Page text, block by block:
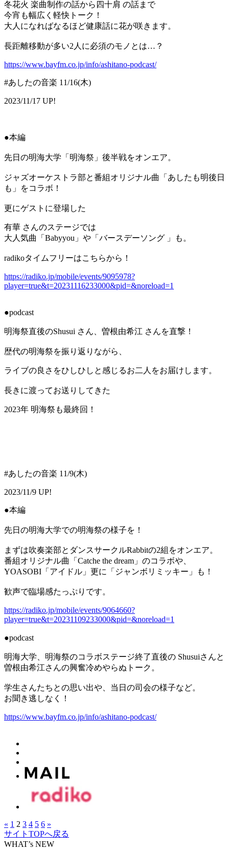
冬花火 楽曲制作の話から四十肩 の話まで
今宵も幅広く軽快トーク！
大人になればなるほど健康話に花が咲きます。
長距離移動が多い2人に必須のモノとは…？
https://www.bayfm.co.jp/info/ashitano-podcast/
#あしたの音楽 11/16(木)
2023/11/17 UP!
●本編
先日の明海大学「明海祭」後半戦をオンエア。
ジャズオーケストラ部と番組オリジナル曲「あしたも明後日
も」をコラボ！
更にゲストに登場した
有華 さんのステージでは
大人気曲「Babyyou」や「バースデーソング 」も。
radikoタイムフリーはこちらから！
https://radiko.jp/mobile/events/9095978?
player=true&t=20231116233000&pid=&noreload=1
●podcast
明海祭直後のShusui さん、曽根由希江 さんを直撃！
歴代の明海祭を振り返りながら、
ライブの良さをひしひしと感じるお二人をお届けします。
長きに渡ってお送りしてきた
2023年 明海祭も最終回！
#あしたの音楽 11/9(木)
2023/11/9 UP!
●本編
先日の明海大学での明海祭の様子を！
まずは吹奏楽部とダンスサークルRabbitの2組をオンエア。
番組オリジナル曲「Catche the dream」のコラボや、
YOASOBI「アイドル」更に「ジャンボリミッキー」も！
歓声で臨場感たっぷりです。
https://radiko.jp/mobile/events/9064660?
player=true&t=20231109233000&pid=&noreload=1
●podcast
明海大学、明海祭のコラボステージ終了直後の Shusuiさんと
曽根由希江さんの興奮冷めやらぬトーク。
学生さんたちとの思い出や、当日の司会の様子など。
お聞き逃しなく！
https://www.bayfm.co.jp/info/ashitano-podcast/
« 1 2 3 4 5 6 »
サイトTOPへ戻る
WHAT’s NEW